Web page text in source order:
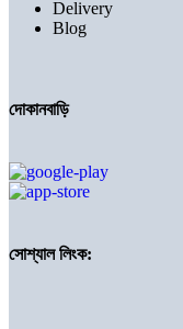
Delivery
Blog
দোকানবাড়ি
সোশ্যাল লিংক: